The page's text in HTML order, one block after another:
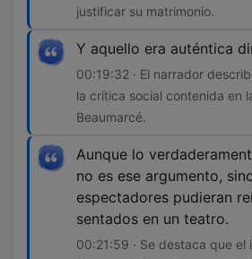
justificar su matrimonio.
Y aquello era auténtica
00:19:32 · El narrador
la crítica social contenida en
Beaumarcé.
Aunque lo
no es ese argumento,
espectadores pudieran
sentados en un teatro.
00:21:59 · Se destaca que el